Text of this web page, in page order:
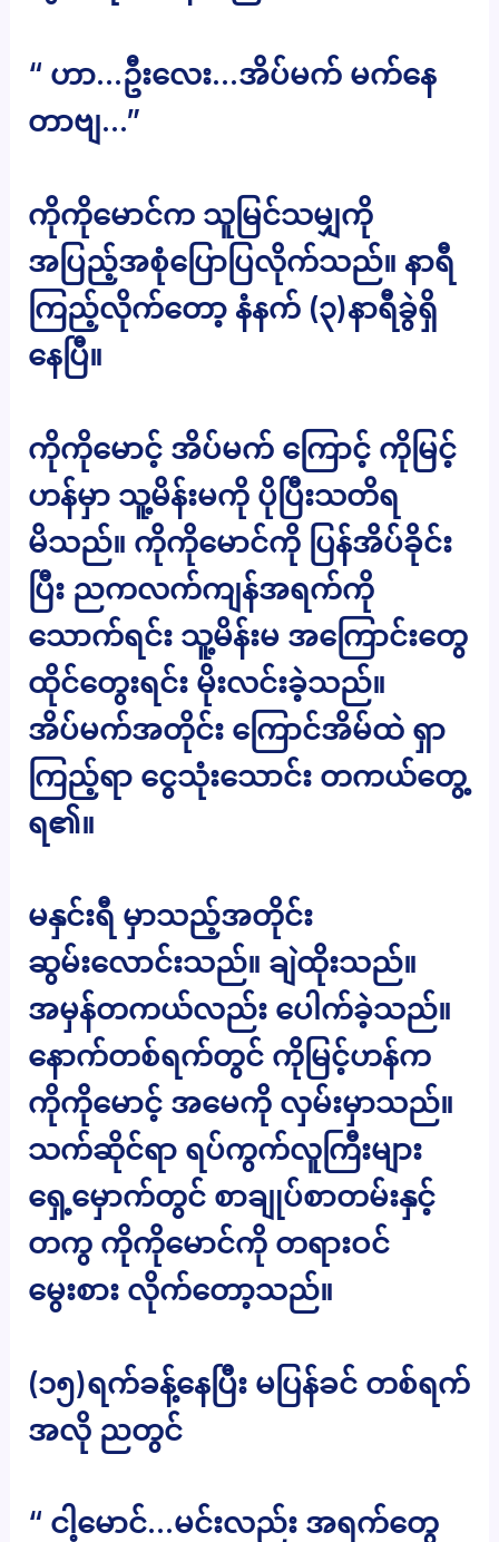
“ ဟာ…ဦးလေး…အိပ်မက် မက်နေ
တာဗျ…”
ကိုကိုမောင်က သူမြင်သမျှကို
အပြည့်အစုံပြောပြလိုက်သည်။ နာရီ
ကြည့်လိုက်တော့ နံနက် (၃)နာရီခွဲရှိ
နေပြီ။
ကိုကိုမောင့် အိပ်မက် ကြောင့် ကိုမြင့်
ဟန်မှာ သူ့မိန်းမကို ပိုပြီးသတိရ
မိသည်။ ကိုကိုမောင်ကို ပြန်အိပ်ခိုင်း
ပြီး ညကလက်ကျန်အရက်ကို
သောက်ရင်း သူ့မိန်းမ အကြောင်းတွေ
ထိုင်တွေးရင်း မိုးလင်းခဲ့သည်။
အိပ်မက်အတိုင်း ကြောင်အိမ်ထဲ ရှာ
ကြည့်ရာ ငွေသုံးသောင်း တကယ်တွေ့
ရ၏။
မနှင်းရီ မှာသည့်အတိုင်း
ဆွမ်းလောင်းသည်။ ချဲထိုးသည်။
အမှန်တကယ်လည်း ပေါက်ခဲ့သည်။
နောက်တစ်ရက်တွင် ကိုမြင့်ဟန်က
ကိုကိုမောင့် အမေကို လှမ်းမှာသည်။
သက်ဆိုင်ရာ ရပ်ကွက်လူကြီးများ
ရှေ့မှောက်တွင် စာချုပ်စာတမ်းနှင့်
တကွ ကိုကိုမောင်ကို တရားဝင်
မွေးစား လိုက်တော့သည်။
(၁၅)ရက်ခန့်နေပြီး မပြန်ခင် တစ်ရက်
အလို ညတွင်
“ ငါ့မောင်…မင်းလည်း အရက်တွေ